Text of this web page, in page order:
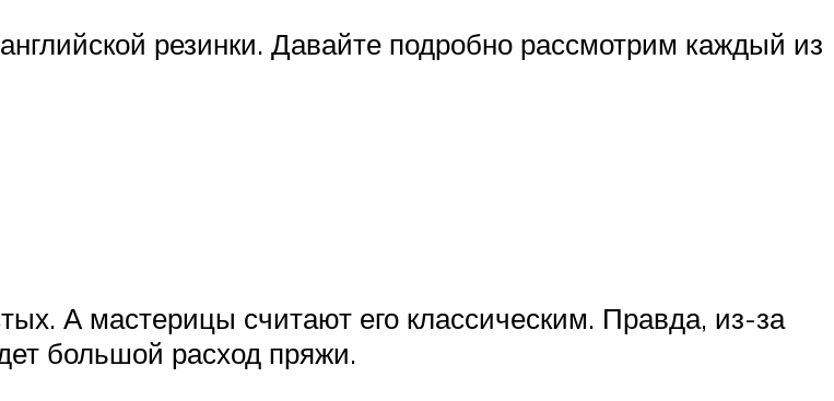
резинки. Давайте подробно рассмотрим каждый из
А мастерицы считают его классическим. Правда, из-за
большой расход пряжи.